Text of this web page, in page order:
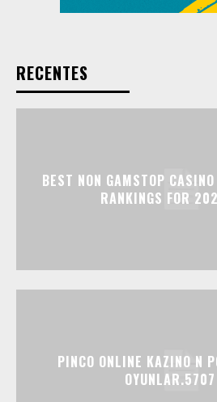
RECENTES
BEST NON GAMSTOP
RANKINGS FOR
PINCO ONLINE KAZINO N